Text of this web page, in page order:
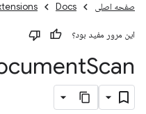
صفحه اصلی Docs
این مرور مفید بود؟
Scan